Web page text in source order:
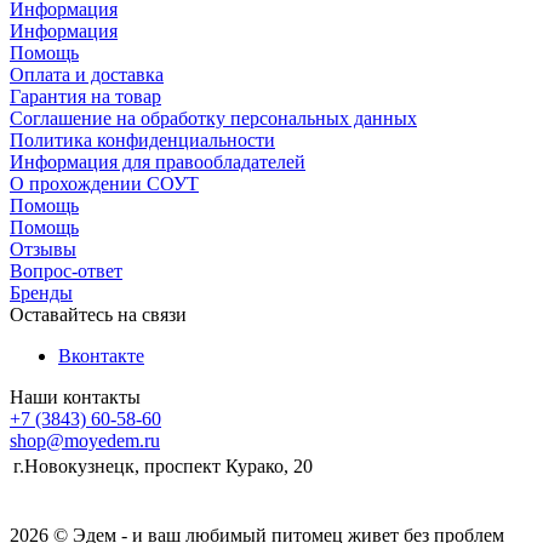
Информация
Информация
Помощь
Оплата и доставка
Гарантия на товар
Соглашение на обработку персональных данных
Политика конфиденциальности
Информация для правообладателей
О прохождении СОУТ
Помощь
Помощь
Отзывы
Вопрос-ответ
Бренды
Оставайтесь на связи
Вконтакте
Наши контакты
+7 (3843) 60-58-60
shop@moyedem.ru
г.Новокузнецк, проспект Курако, 20
2026 © Эдем - и ваш любимый питомец живет без проблем